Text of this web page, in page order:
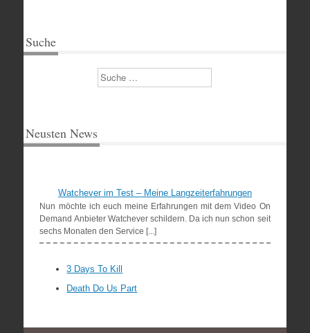
Suche
Suchen
Neusten News
Watchever im Test – Meine Langzeiterfahrungen
Nun möchte ich euch meine Erfahrungen mit dem Video On
Demand Anbieter Watchever schildern. Da ich nun schon seit
sechs Monaten den Service [...]
3 Days To Kill
Death Do Us Part